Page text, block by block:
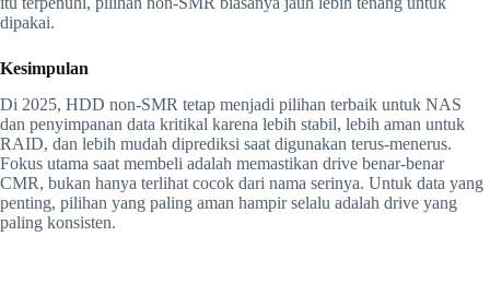
dipakai.
Kesimpulan
Di 2025, HDD non-SMR tetap menjadi pilihan terbaik untuk NAS
dan penyimpanan data kritikal karena lebih stabil, lebih aman untuk
RAID, dan lebih mudah diprediksi saat digunakan terus-menerus.
Fokus utama saat membeli adalah memastikan drive benar-benar
CMR, bukan hanya terlihat cocok dari nama serinya. Untuk data yang
penting, pilihan yang paling aman hampir selalu adalah drive yang
paling konsisten.